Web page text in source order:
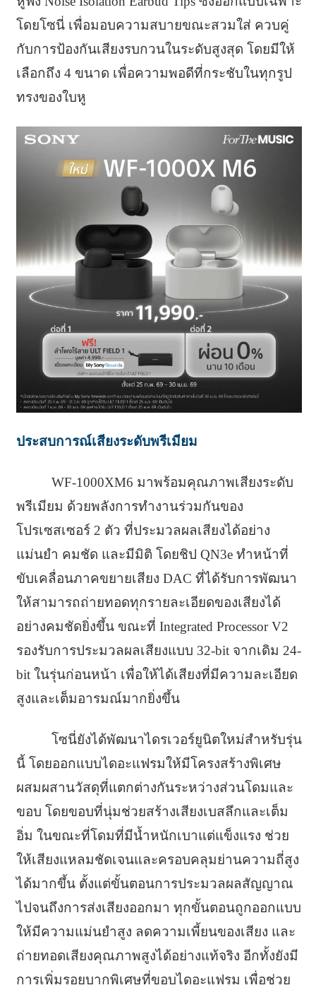
โดยโซนี่ เพื่อมอบความสบายขณะสวมใส่ ควบคู่
กับการป้องกันเสียงรบกวนในระดับสูงสุด โดยมีให้
เลือกถึง 4 ขนาด เพื่อความพอดีที่กระชับในทุกรูป
ทรงของใบหู
ประสบการณ์เสียงระดับพรีเมียม
WF-1000XM6 มาพร้อมคุณภาพเสียงระดับ
พรีเมียม ด้วยพลังการทำงานร่วมกันของ
โปรเซสเซอร์ 2 ตัว ที่ประมวลผลเสียงได้อย่าง
แม่นยำ คมชัด และมีมิติ โดยชิป QN3e ทำหน้าที่
ขับเคลื่อนภาคขยายเสียง DAC ที่ได้รับการพัฒนา
ให้สามารถถ่ายทอดทุกรายละเอียดของเสียงได้
อย่างคมชัดยิ่งขึ้น ขณะที่ Integrated Processor V2
รองรับการประมวลผลเสียงแบบ 32-bit จากเดิม 24-
bit ในรุ่นก่อนหน้า เพื่อให้ได้เสียงที่มีความละเอียด
สูงและเต็มอารมณ์มากยิ่งขึ้น
โซนี่ยังได้พัฒนาไดรเวอร์ยูนิตใหม่สำหรับรุ่น
นี้ โดยออกแบบไดอะแฟรมให้มีโครงสร้างพิเศษ
ผสมผสานวัสดุที่แตกต่างกันระหว่างส่วนโดมและ
ขอบ โดยขอบที่นุ่มช่วยสร้างเสียงเบสลึกและเต็ม
อิ่ม ในขณะที่โดมที่มีน้ำหนักเบาแต่แข็งแรง ช่วย
ให้เสียงแหลมชัดเจนและครอบคลุมย่านความถี่สูง
ได้มากขึ้น ตั้งแต่ขั้นตอนการประมวลผลสัญญาณ
ไปจนถึงการส่งเสียงออกมา ทุกขั้นตอนถูกออกแบบ
ให้มีความแม่นยำสูง ลดความเพี้ยนของเสียง และ
ถ่ายทอดเสียงคุณภาพสูงได้อย่างแท้จริง อีกทั้งยังมี
การเพิ่มรอยบากพิเศษที่ขอบไดอะแฟรม เพื่อช่วย